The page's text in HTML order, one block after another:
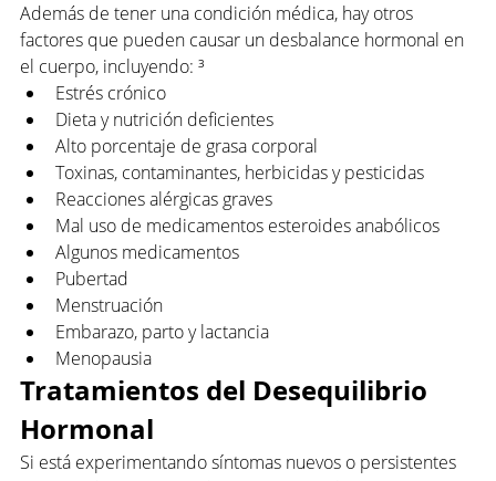
Además de tener una condición médica, hay otros
factores que pueden causar un desbalance hormonal en
el cuerpo, incluyendo: ³
Estrés crónico
Dieta y nutrición deficientes
Alto porcentaje de grasa corporal
Toxinas, contaminantes, herbicidas y pesticidas
Reacciones alérgicas graves
Mal uso de medicamentos esteroides anabólicos
Algunos medicamentos
Pubertad
Menstruación
Embarazo, parto y lactancia
Menopausia
Tratamientos del Desequilibrio
Hormonal
Si está experimentando síntomas nuevos o persistentes